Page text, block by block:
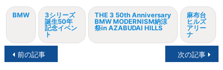
BMW
3シリーズ
誕生50年
記念イベン
ト
THE 3 50th Anniversary
BMW MODERNISM納涼
祭in AZABUDAI HILLS
麻布台
ヒルズ
アリー
ナ
投前の記事 次の記事